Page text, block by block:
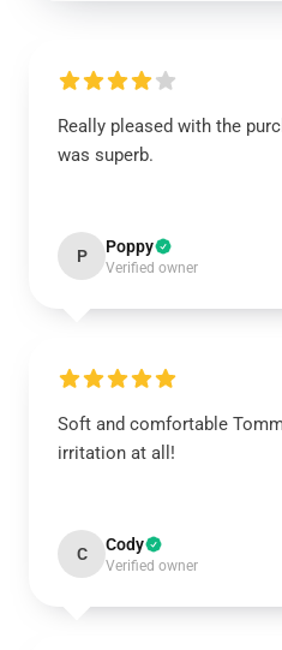
Really pleased with the
was superb.
P Poppy
Verified owner
Soft and comfortable
irritation at all!
C Cody
Verified owner